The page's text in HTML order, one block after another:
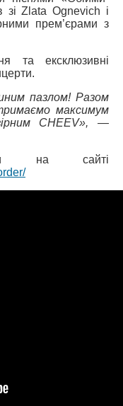
Zlata Ognevich і
прем’єрами з
та ексклюзивні
пазлом! Разом
максимум
CHEEV», —
на сайті